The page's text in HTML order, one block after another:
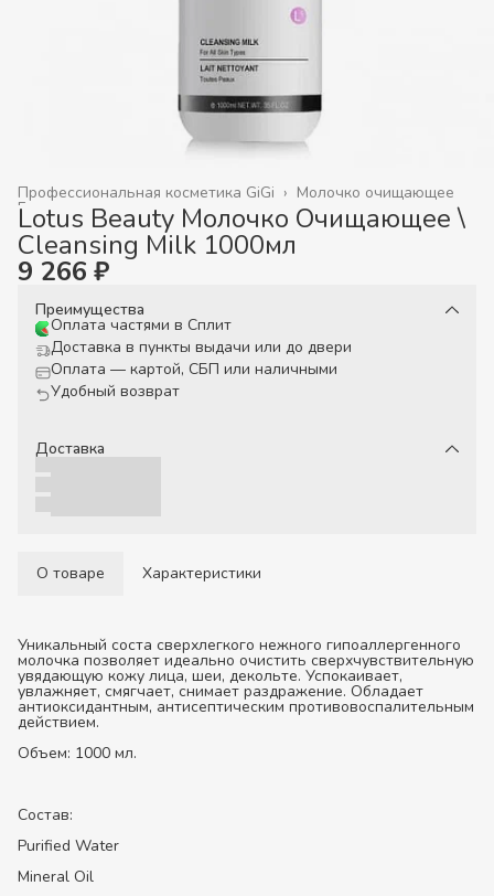
Молочко очищающее
Профессиональная косметика GiGi ›
Главная
Lotus Beauty Молочко Очищающее \
Cleansing Milk 1000мл
9 266 ₽
Преимущества
Оплата частями в Сплит
Доставка в пункты выдачи или до двери
Оплата — картой, СБП или наличными
Удобный возврат
Доставка
О товаре Характеристики
Уникальный соста сверхлегкого нежного гипоаллeргенного
молочка позволяет идеально очистить сверхчувствительную
увядающую кожу лица, шеи, декольте. Успокаивает,
увлажняет, смягчает, снимает раздражение. Обладает
антиоксидантным, антисептическим противовоспалительным
действием.
Объем: 1000 мл.
Состав:
Purified Water
Mineral Oil